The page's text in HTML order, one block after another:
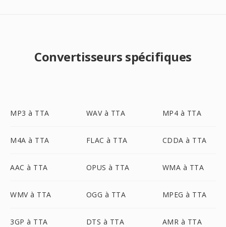
Convertisseurs spécifiques
MP3 à TTA WAV à TTA MP4 à TTA
M4A à TTA FLAC à TTA CDDA à TTA
AAC à TTA OPUS à TTA WMA à TTA
WMV à TTA OGG à TTA MPEG à TTA
3GP à TTA DTS à TTA AMR à TTA